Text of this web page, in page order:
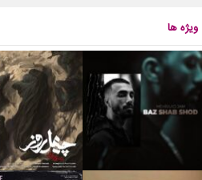
ویژه ها